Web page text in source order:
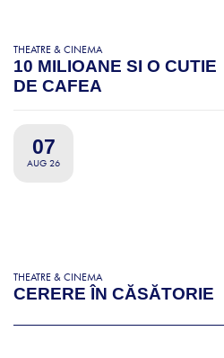
THEATRE & CINEMA
10 MILIOANE SI O CUTIE
DE CAFEA
07
AUG 26
THEATRE & CINEMA
CERERE ÎN CĂSĂTORIE